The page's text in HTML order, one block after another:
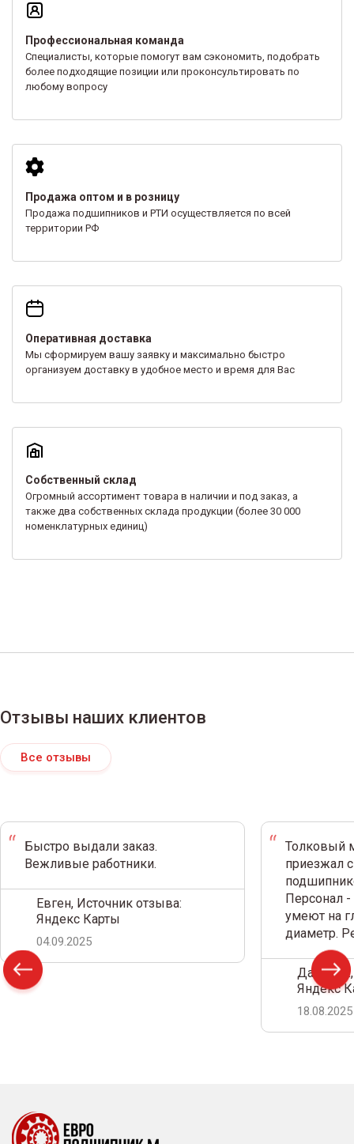
Профессиональная команда
Специалисты, которые помогут вам сэкономить, подобрать
более подходящие позиции или проконсультировать по
любому вопросу
Продажа оптом и в розницу
Продажа подшипников и РТИ осуществляется по всей
территории РФ
Оперативная доставка
Мы сформируем вашу заявку и максимально быстро
организуем доставку в удобное место и время для Вас
Собственный склад
Огромный ассортимент товара в наличии и под заказ, а
также два собственных склада продукции (более 30 000
номенклатурных единиц)
Отзывы наших клиентов
Все отзывы
Быстро выдали заказ.
Вежливые работники.
Евген, Источник отзыва:
Яндекс Карты
04.09.2025
Толковый
приезжал
Персонал
умеют на
диаметр.
Дамир
Яндекс
18.08.2025